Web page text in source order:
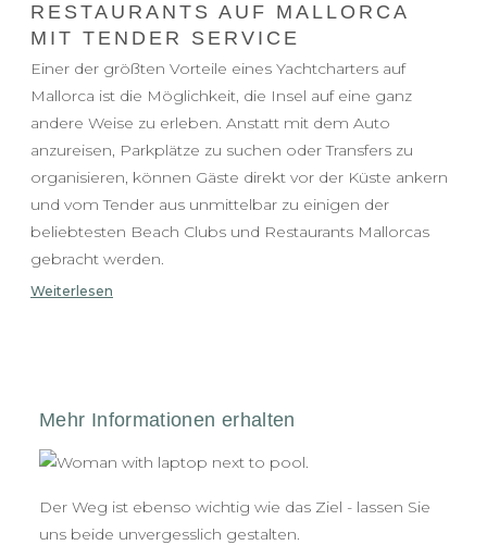
RESTAURANTS AUF MALLORCA
MIT TENDER SERVICE
Einer der größten Vorteile eines Yachtcharters auf
Mallorca ist die Möglichkeit, die Insel auf eine ganz
andere Weise zu erleben. Anstatt mit dem Auto
anzureisen, Parkplätze zu suchen oder Transfers zu
organisieren, können Gäste direkt vor der Küste ankern
und vom Tender aus unmittelbar zu einigen der
beliebtesten Beach Clubs und Restaurants Mallorcas
gebracht werden.
Weiterlesen
Der Weg ist ebenso wichtig wie das Ziel - lassen Sie
uns beide unvergesslich gestalten.